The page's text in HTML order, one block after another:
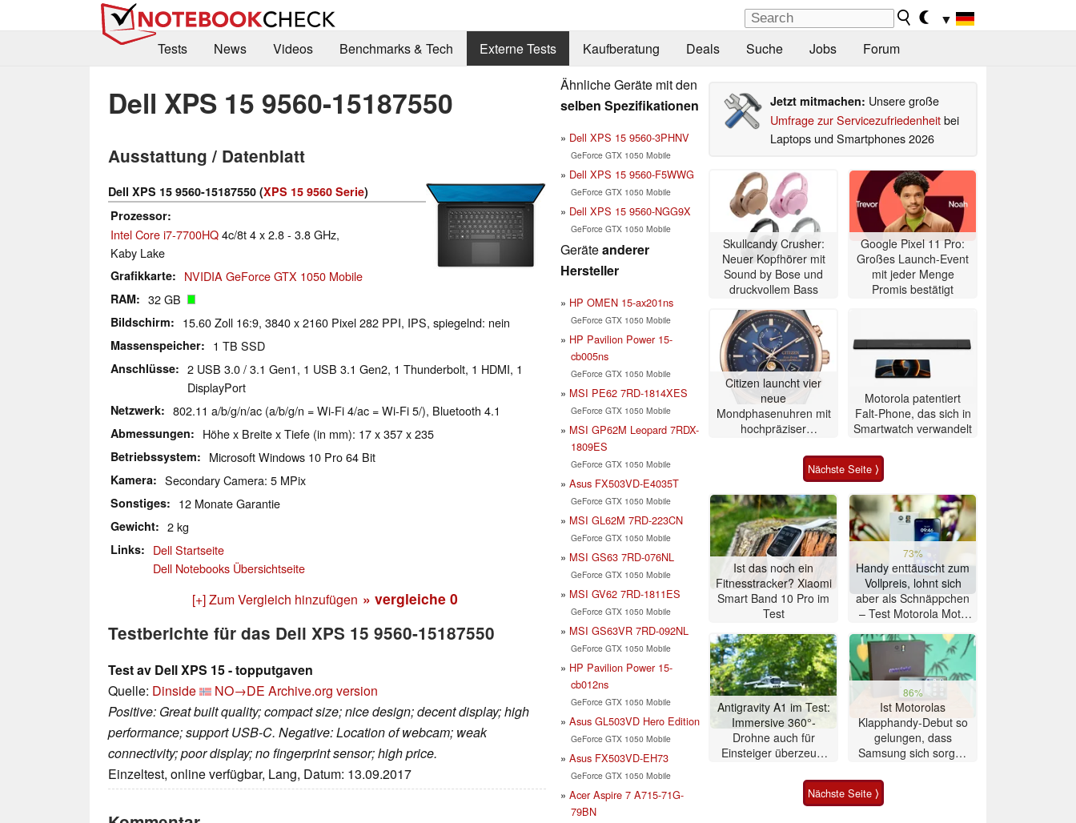
▼
Tests
News Videos Benchmarks & Tech Externe Tests Kaufberatung Deals Suche Jobs Forum
Dell XPS 15 9560-15187550
Ausstattung / Datenblatt
Dell XPS 15 9560-15187550 (XPS 15 9560 Serie)
Prozessor
Intel Core i7-7700HQ4c/8t 4 x 2.8 - 3.8 GHz,
Kaby Lake
Grafikkarte NVIDIA GeForce GTX 1050 Mobile
RAM 32 GB
Bildschirm 15.60 Zoll 16:9, 3840 x 2160 Pixel 282 PPI, IPS, spiegelnd: nein
Massenspeicher 1 TB SSD
Anschlüsse
2 USB 3.0 / 3.1 Gen1, 1 USB 3.1 Gen2, 1 Thunderbolt, 1 HDMI, 1
DisplayPort
Netzwerk 802.11 a/b/g/n/ac (a/b/g/n = Wi-Fi 4/ac = Wi-Fi 5/), Bluetooth 4.1
Abmessungen Höhe x Breite x Tiefe (in mm): 17 x 357 x 235
Betriebssystem Microsoft Windows 10 Pro 64 Bit
Kamera Secondary Camera: 5 MPix
Sonstiges 12 Monate Garantie
Gewicht 2 kg
Links
Dell Startseite
Dell Notebooks Übersichtseite
[+] Zum Vergleich hinzufügen » vergleiche 0
Testberichte für das Dell XPS 15 9560-15187550
Test av Dell XPS 15 - topputgaven
Quelle: Dinside NO→DE Archive.org version
Positive: Great built quality; compact size; nice design; decent display; high
performance; support USB-C. Negative: Location of webcam; weak
connectivity; poor display; no fingerprint sensor; high price.
Einzeltest, online verfügbar, Lang, Datum: 13.09.2017
Ähnliche Geräte mit den
selben Spezifikationen
Dell XPS 15 9560-3PHNV
GeForce GTX 1050 Mobile
Dell XPS 15 9560-F5WWG
GeForce GTX 1050 Mobile
Dell XPS 15 9560-NGG9X
GeForce GTX 1050 Mobile
Geräteanderer
Hersteller
HP OMEN 15-ax201ns
GeForce GTX 1050 Mobile
HP Pavilion Power 15-
cb005ns
GeForce GTX 1050 Mobile
MSI PE62 7RD-1814XES
GeForce GTX 1050 Mobile
MSI GP62M Leopard 7RDX-
1809ES
GeForce GTX 1050 Mobile
Asus FX503VD-E4035T
GeForce GTX 1050 Mobile
MSI GL62M 7RD-223CN
GeForce GTX 1050 Mobile
MSI GS63 7RD-076NL
GeForce GTX 1050 Mobile
MSI GV62 7RD-1811ES
GeForce GTX 1050 Mobile
MSI GS63VR 7RD-092NL
GeForce GTX 1050 Mobile
HP Pavilion Power 15-
cb012ns
GeForce GTX 1050 Mobile
Asus GL503VD Hero Edition
GeForce GTX 1050 Mobile
Asus FX503VD-EH73
GeForce GTX 1050 Mobile
Acer Aspire 7 A715-71G-
79BN
Jetzt mitmachen: Unsere große
Umfrage zur Servicezufriedenheitbei
Laptops und Smartphones 2026
Skullcandy Crusher:
Neuer Kopfhörer mit
Sound by Bose und
druckvollem Bass
Google Pixel 11 Pro:
Großes Launch-Event
mit jeder Menge
Promis bestätigt
Citizen launcht vier
neue
Mondphasenuhren mit
hochpräziser
Motorola patentiert
Falt-Phone, das sich in
Smartwatch verwandelt
Nächste Seite ⟩
Ist das noch ein
Fitnesstracker? Xiaomi
Smart Band 10 Pro im
Test
73%
Handy enttäuscht zum
Vollpreis, lohnt sich
aber als Schnäppchen
– Test Motorola Moto
Antigravity A1 im Test:
Immersive 360°-
Drohne auch für
Einsteiger überzeugt
86%
Ist Motorolas
Klapphandy-Debut so
gelungen, dass
Samsung sich sorgen
Smartphone im Test
Nächste Seite ⟩